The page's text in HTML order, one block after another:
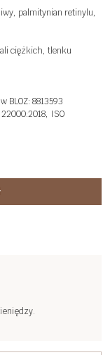
palmitynian retinylu,
ciężkich, tlenku
BLOZ: 8813593
ISO